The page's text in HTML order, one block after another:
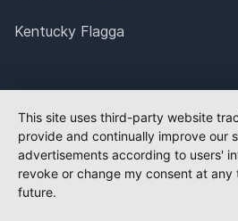
Kentucky Flagga
This site uses third-party website
provide and continually improve our
advertisements according to users'
revoke or change my consent at
future.